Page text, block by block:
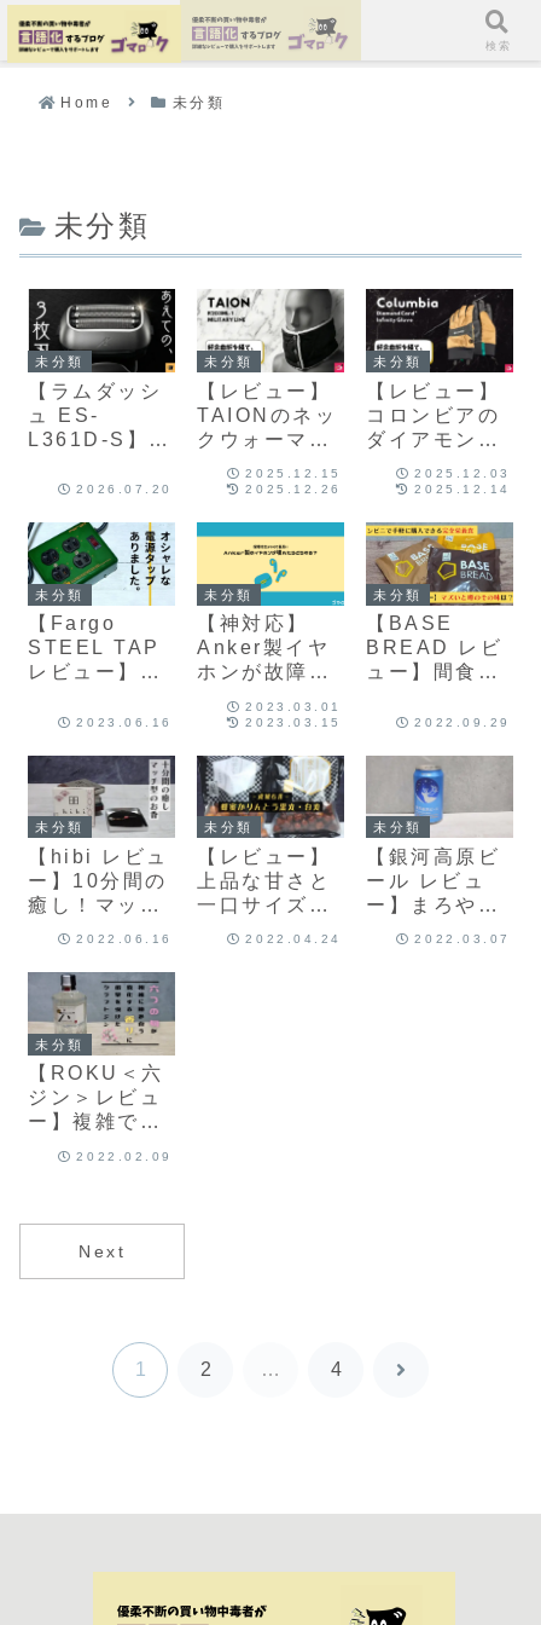
Home 未分類
未分類
未分類
【ラムダッシ
ュ ES-
L361D-S】初
ェーバーに選
用感【レビュ
ー】
2026.07.20
未分類
【レビュー】
TAIONのネッ
クウォーマー
『R203ML-
1』の購入に
2025.12.15
2025.12.26
未分類
【レビュー】
コロンビアの
ダイアモンド
ガードインフ
ィニティグロ
るに至るまで
2025.12.03
2025.12.14
未分類
【Fargo
STEEL TAP
レビュー】ゴ
つ！インテア
える隠さない
電源タップ
2023.06.16
未分類
【神対応】
Anker製イヤ
ホンが故障し
利用して新品
らった話
2023.03.01
2023.03.15
未分類
【BASE
BREAD レビ
ュー】間食や
えに便利！コ
に買える完全
栄養食パン
2022.09.29
未分類
【hibi レビュ
ー】10分間の
癒し！マッチ
一体型で持ち
初心者におす
すめなお香
2022.06.16
未分類
【レビュー】
上品な甘さと
一口サイズが
クセになる成
2022.04.24
未分類
【銀河高原ビ
ール レビュ
ー】まろやか
な口当たりと
2022.03.07
未分類
【ROKU＜六
ジン＞レビュ
ー】複雑で繊
2022.02.09
Next
1 2 … 4
次
ホーム 検索